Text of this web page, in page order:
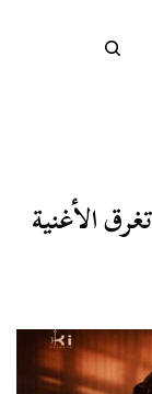
الأغنية